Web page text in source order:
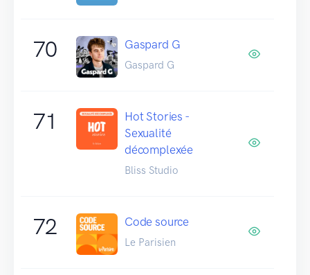
70 Gaspard G
Gaspard G
71
Hot Stories -
Sexualité
décomplexée
Bliss Studio
72 Code source
Le Parisien